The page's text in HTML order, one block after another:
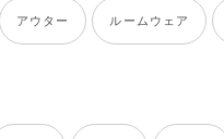
アウター ルームウェア